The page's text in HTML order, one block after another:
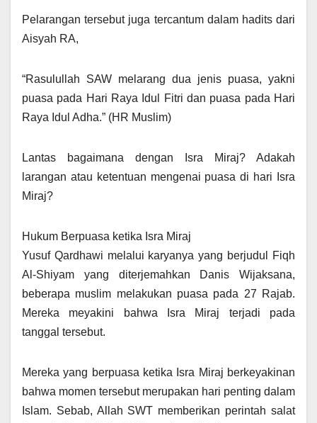
Pelarangan tersebut juga tercantum dalam hadits dari
Aisyah RA,
“Rasulullah SAW melarang dua jenis puasa, yakni
puasa pada Hari Raya Idul Fitri dan puasa pada Hari
Raya Idul Adha.” (HR Muslim)
Lantas bagaimana dengan Isra Miraj? Adakah
larangan atau ketentuan mengenai puasa di hari Isra
Miraj?
Hukum Berpuasa ketika Isra Miraj
Yusuf Qardhawi melalui karyanya yang berjudul Fiqh
Al-Shiyam yang diterjemahkan Danis Wijaksana,
beberapa muslim melakukan puasa pada 27 Rajab.
Mereka meyakini bahwa Isra Miraj terjadi pada
tanggal tersebut.
Mereka yang berpuasa ketika Isra Miraj berkeyakinan
bahwa momen tersebut merupakan hari penting dalam
Islam. Sebab, Allah SWT memberikan perintah salat